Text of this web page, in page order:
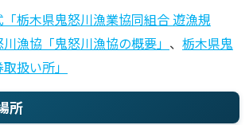
栃木県鬼怒川漁業協同組合 遊漁規
漁協「鬼怒川漁協の概要」 、 栃木県鬼
扱い所」
所